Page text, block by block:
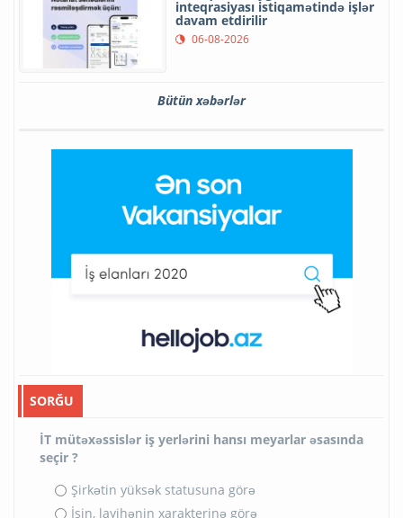
inteqrasiyası istiqamətində işlər
davam etdirilir
06-08-2026
Bütün xəbərlər
SORĞU
İT mütəxəssislər iş yerlərini hansı meyarlar əsasında
seçir ?
Şirkətin yüksək statusuna görə
İşin, layihənin xarakterinə görə